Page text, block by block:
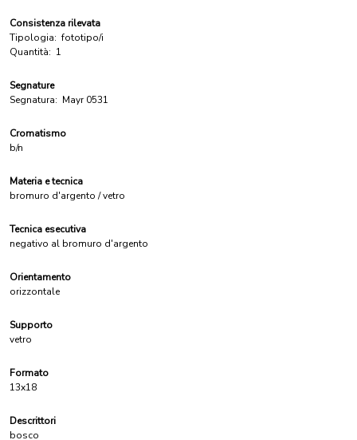
Consistenza rilevata
Tipologia: fototipo/i
Quantità: 1
Segnature
Segnatura: Mayr 0531
Cromatismo
b/n
Materia e tecnica
bromuro d'argento / vetro
Tecnica esecutiva
negativo al bromuro d'argento
Orientamento
orizzontale
Supporto
vetro
Formato
13x18
Descrittori
bosco